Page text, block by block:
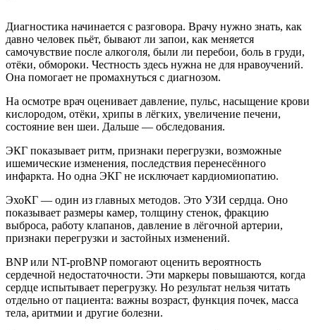
Диагностика начинается с разговора. Врачу нужно знать, как
давно человек пьёт, бывают ли запои, как меняется
самочувствие после алкоголя, были ли перебои, боль в груди,
отёки, обмороки. Честность здесь нужна не для нравоучений.
Она помогает не промахнуться с диагнозом.
На осмотре врач оценивает давление, пульс, насыщение крови
кислородом, отёки, хрипы в лёгких, увеличение печени,
состояние вен шеи. Дальше — обследования.
ЭКГ показывает ритм, признаки перегрузки, возможные
ишемические изменения, последствия перенесённого
инфаркта. Но одна ЭКГ не исключает кардиомиопатию.
ЭхоКГ — один из главных методов. Это УЗИ сердца. Оно
показывает размеры камер, толщину стенок, фракцию
выброса, работу клапанов, давление в лёгочной артерии,
признаки перегрузки и застойных изменений.
BNP или NT-proBNP помогают оценить вероятность
сердечной недостаточности. Эти маркеры повышаются, когда
сердце испытывает перегрузку. Но результат нельзя читать
отдельно от пациента: важны возраст, функция почек, масса
тела, аритмии и другие болезни.